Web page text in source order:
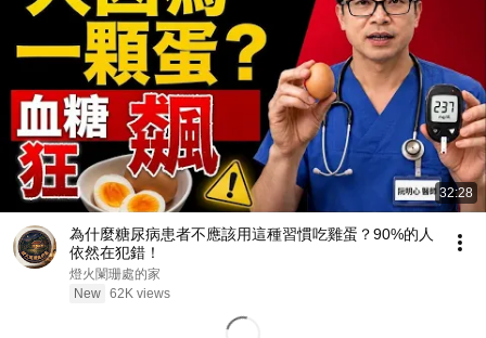
32:28
為什麼糖尿病患者不應該用這種習慣吃雞蛋？90%的人
依然在犯錯！
燈火闌珊處的家
New 62K views